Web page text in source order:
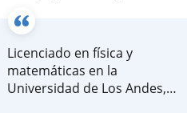
Licenciado en física y
matemáticas en la
Universidad de Los Andes,